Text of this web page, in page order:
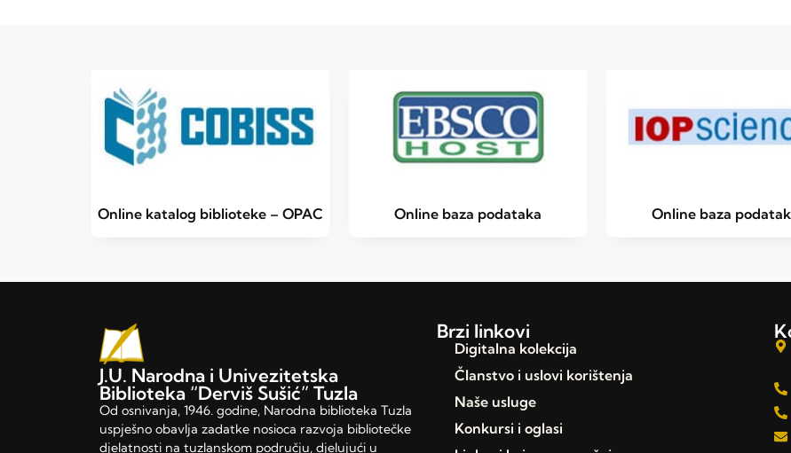
Online katalog biblioteke – OPAC Online baza podataka Online baza
J.U. Narodna i Univezitetska
Biblioteka “Derviš Sušić” Tuzla
Od osnivanja, 1946. godine, Narodna biblioteka Tuzla
uspješno obavlja zadatke nosioca razvoja bibliotečke
djelatnosti na tuzlanskom području, djelujući u
Brzi linkovi
Digitalna kolekcija
Članstvo i uslovi korištenja
Naše usluge
Konkursi i oglasi